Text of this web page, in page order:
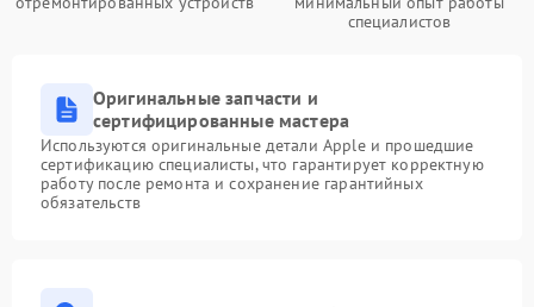
специалистов
Оригинальные запчасти и
сертифицированные мастера
Используются оригинальные детали Apple и прошедшие
сертификацию специалисты, что гарантирует корректную
работу после ремонта и сохранение гарантийных
обязательств